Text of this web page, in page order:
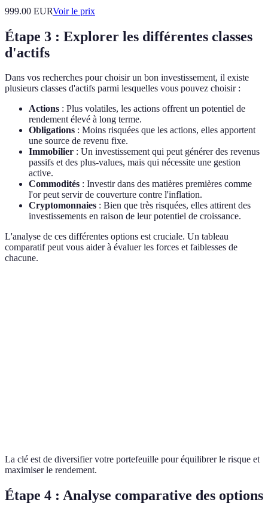
999.00 EURVoir le prix
Étape 3 : Explorer les différentes classes
d'actifs
Dans vos recherches pour choisir un bon investissement, il existe
plusieurs classes d'actifs parmi lesquelles vous pouvez choisir :
Actions : Plus volatiles, les actions offrent un potentiel de
rendement élevé à long terme.
Obligations : Moins risquées que les actions, elles apportent
une source de revenu fixe.
Immobilier : Un investissement qui peut générer des revenus
passifs et des plus-values, mais qui nécessite une gestion
active.
Commodités : Investir dans des matières premières comme
l'or peut servir de couverture contre l'inflation.
Cryptomonnaies : Bien que très risquées, elles attirent des
investissements en raison de leur potentiel de croissance.
L'analyse de ces différentes options est cruciale. Un tableau
comparatif peut vous aider à évaluer les forces et faiblesses de
chacune.
La clé est de diversifier votre portefeuille pour équilibrer le risque et
maximiser le rendement.
Étape 4 : Analyse comparative des options